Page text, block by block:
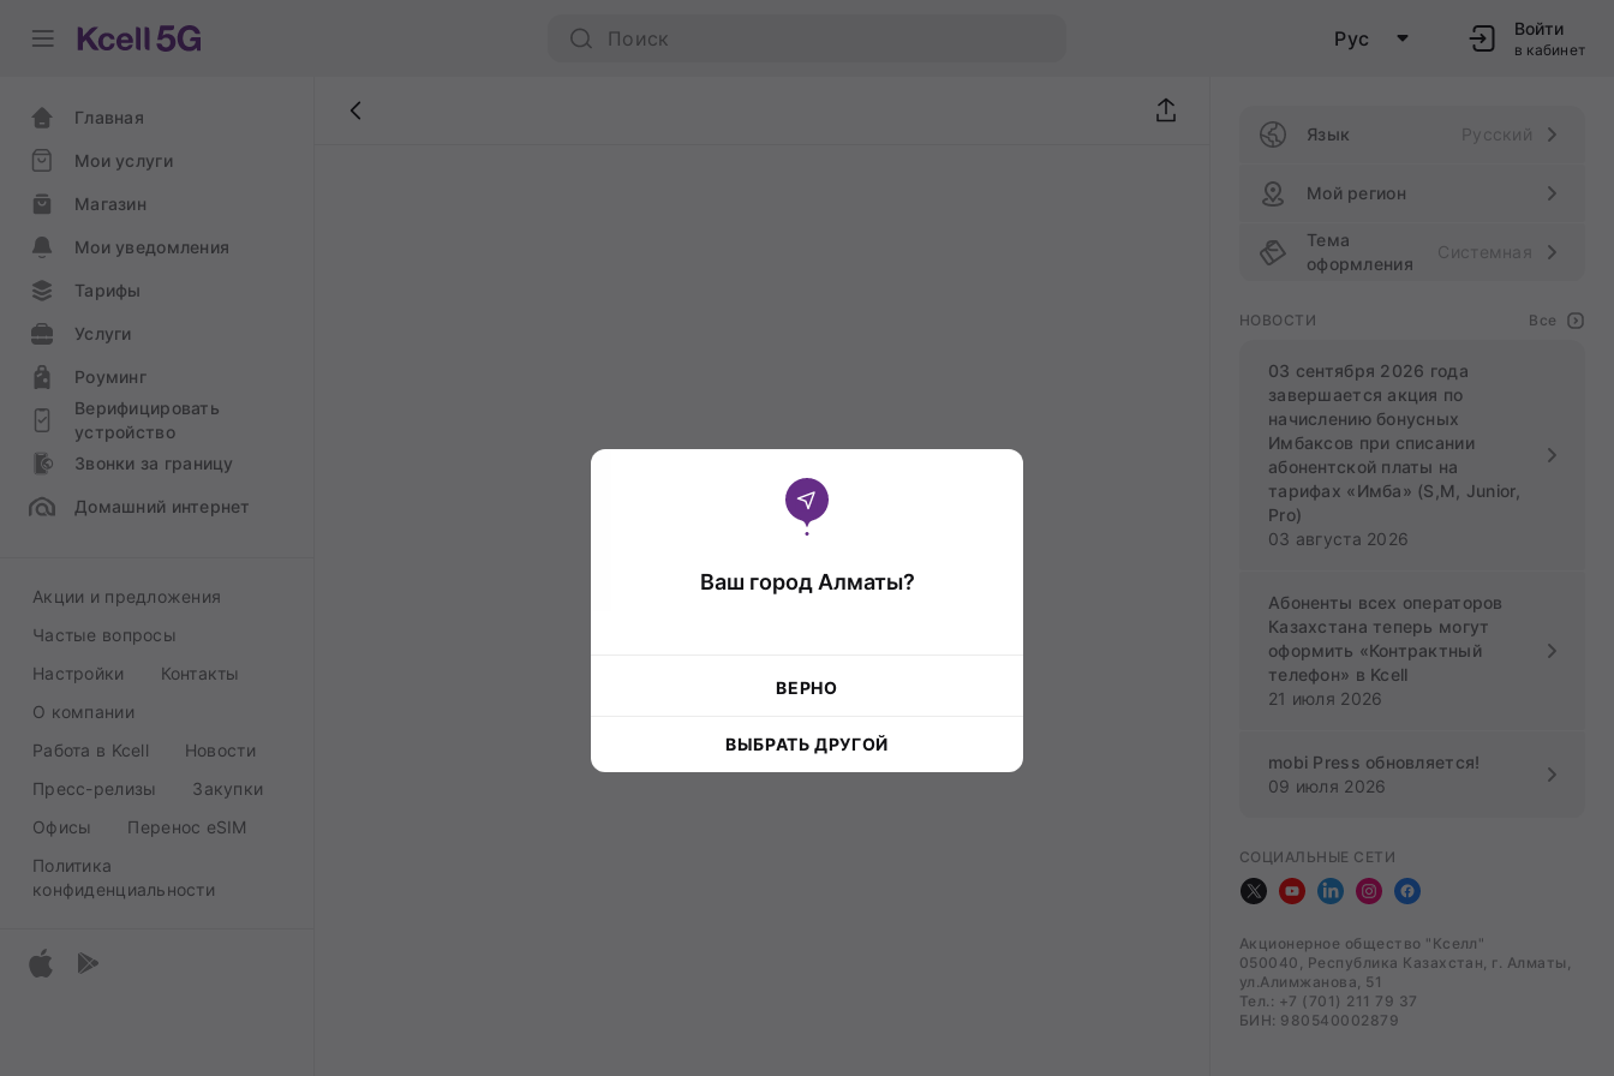
Рус Войти
в кабинет
Главная
Мои услуги
Магазин
Мои уведомления
Тарифы
Услуги
Роуминг
Верифицировать
устройство
Звонки за границу
Домашний интернет
Акции и предложения
Частые вопросы
Настройки
Контакты
О компании
Работа в Kcell
Новости
Пресс-релизы
Закупки
Офисы
Перенос eSIM
Политика
конфиденциальности
Язык Русский
Мой регион
Тема
оформления
Системная
НОВОСТИ Все
03 сентября 2026 года
завершается акция по
начислению бонусных
Имбаксов при списании
абонентской платы на
тарифах «Имба» (S,M, Junior,
Pro)
03 августа 2026
Абоненты всех операторов
Казахстана теперь могут
оформить «Контрактный
телефон» в Kcell
21 июля 2026
mobi Press обновляется!
09 июля 2026
СОЦИАЛЬНЫЕ СЕТИ
Акционерное общество "Кселл"
050040, Республика Казахстан, г. Алматы,
ул.Алимжанова, 51
Тел.: +7 (701) 211 79 37
БИН: 980540002879
Ваш город Алматы?
ВЕРНО
ВЫБРАТЬ ДРУГОЙ